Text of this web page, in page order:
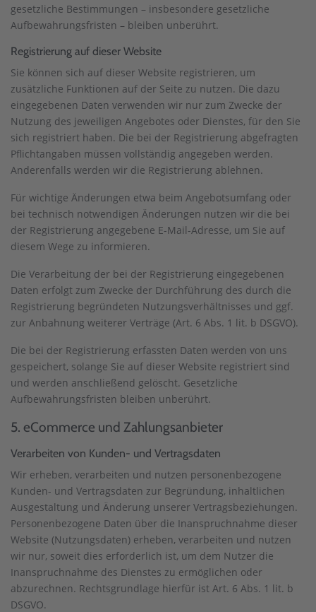
gesetzliche Bestimmungen – insbesondere gesetzliche
Aufbewahrungsfristen – bleiben unberührt.
Registrierung auf dieser Website
Sie können sich auf dieser Website registrieren, um
zusätzliche Funktionen auf der Seite zu nutzen. Die dazu
eingegebenen Daten verwenden wir nur zum Zwecke der
Nutzung des jeweiligen Angebotes oder Dienstes, für den Sie
sich registriert haben. Die bei der Registrierung abgefragten
Pflichtangaben müssen vollständig angegeben werden.
Anderenfalls werden wir die Registrierung ablehnen.
Für wichtige Änderungen etwa beim Angebotsumfang oder
bei technisch notwendigen Änderungen nutzen wir die bei
der Registrierung angegebene E-Mail-Adresse, um Sie auf
diesem Wege zu informieren.
Die Verarbeitung der bei der Registrierung eingegebenen
Daten erfolgt zum Zwecke der Durchführung des durch die
Registrierung begründeten Nutzungsverhältnisses und ggf.
zur Anbahnung weiterer Verträge (Art. 6 Abs. 1 lit. b DSGVO).
Die bei der Registrierung erfassten Daten werden von uns
gespeichert, solange Sie auf dieser Website registriert sind
und werden anschließend gelöscht. Gesetzliche
Aufbewahrungsfristen bleiben unberührt.
5. eCommerce und Zahlungs­anbieter
Verarbeiten von Kunden- und Vertragsdaten
Wir erheben, verarbeiten und nutzen personenbezogene
Kunden- und Vertragsdaten zur Begründung, inhaltlichen
Ausgestaltung und Änderung unserer Vertragsbeziehungen.
Personenbezogene Daten über die Inanspruchnahme dieser
Website (Nutzungsdaten) erheben, verarbeiten und nutzen
wir nur, soweit dies erforderlich ist, um dem Nutzer die
Inanspruchnahme des Dienstes zu ermöglichen oder
abzurechnen. Rechtsgrundlage hierfür ist Art. 6 Abs. 1 lit. b
DSGVO.